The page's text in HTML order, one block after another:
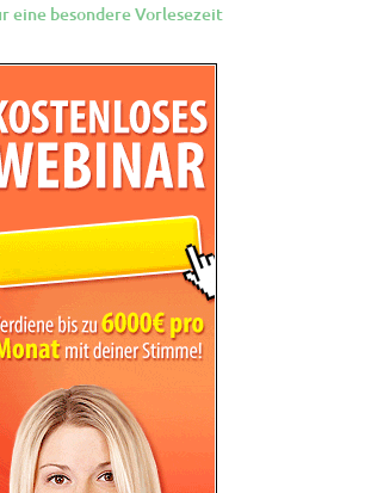
eine besondere Vorlesezeit